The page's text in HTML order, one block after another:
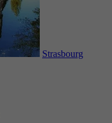
Strasbourg